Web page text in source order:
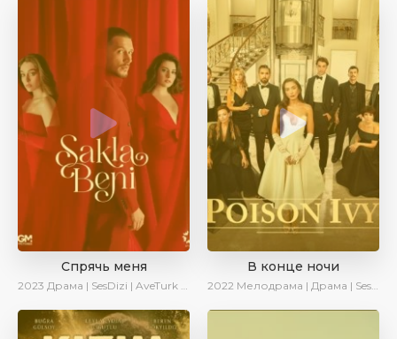
Спрячь меня
2023 Драма | SesDizi | AveTurk | AlisaDirilis | Сериалы 2023
В конце ночи
2022 Мелодрама | Драма | SesDizi | Ирина Котова | AveTurk | Turok1990